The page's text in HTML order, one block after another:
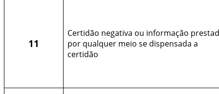
11
Certidão negativa ou informação
por qualquer meio se dispensada a
certidão